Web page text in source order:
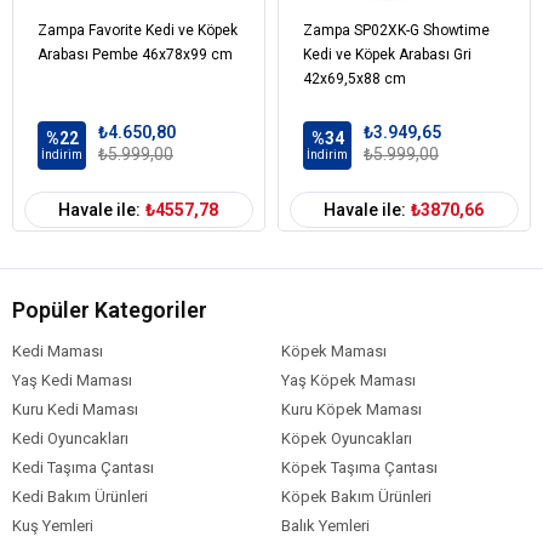
Zampa Favorite Kedi ve Köpek
Arabası Pembe 46x78x99 cm
%22
İndirim
₺4.650,80
₺5.999,00
Havale ile: ₺4557,78
Zampa SP02XK-G Showtime
Kedi ve Köpek Arabası Gri
42x69,5x88 cm
%34
İndirim
₺3.949,65
₺5.999,00
Havale ile: ₺3870,66
Popüler Kategoriler
Kedi Maması
Köpek Maması
Yaş Kedi Maması
Yaş Köpek Maması
Kuru Kedi Maması
Kuru Köpek Maması
Kedi Oyuncakları
Köpek Oyuncakları
Kedi Taşıma Çantası
Köpek Taşıma Çantası
Kedi Bakım Ürünleri
Köpek Bakım Ürünleri
Kuş Yemleri
Balık Yemleri